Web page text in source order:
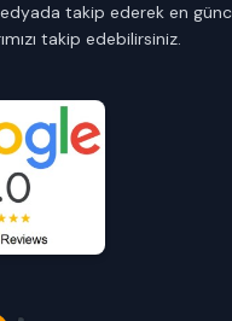
takip ederek en
takip edebilirsiniz.